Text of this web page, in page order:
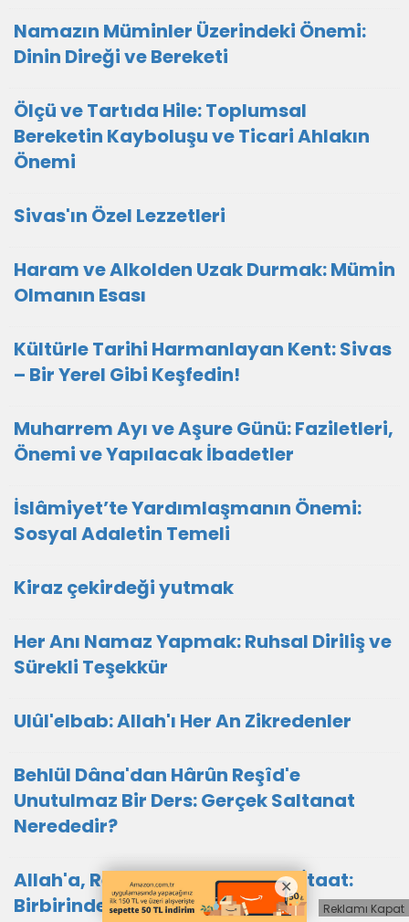
Namazın Müminler Üzerindeki Önemi:
Dinin Direği ve Bereketi
Ölçü ve Tartıda Hile: Toplumsal
Bereketin Kayboluşu ve Ticari Ahlakın
Önemi
Sivas'ın Özel Lezzetleri
Haram ve Alkolden Uzak Durmak: Mümin
Olmanın Esası
Kültürle Tarihi Harmanlayan Kent: Sivas
– Bir Yerel Gibi Keşfedin!
Muharrem Ayı ve Aşure Günü: Faziletleri,
Önemi ve Yapılacak İbadetler
İslâmiyet’te Yardımlaşmanın Önemi:
Sosyal Adaletin Temeli
Kiraz çekirdeği yutmak
Her Anı Namaz Yapmak: Ruhsal Diriliş ve
Sürekli Teşekkür
Ulûl'elbab: Allah'ı Her An Zikredenler
Behlül Dâna'dan Hârûn Reşîd'e
Unutulmaz Bir Ders: Gerçek Saltanat
Nerededir?
Allah'a, Resûle ve Ana Babaya İtaat:
Birbirinden Ayrılmaz Temeller
Reklamı Kapat